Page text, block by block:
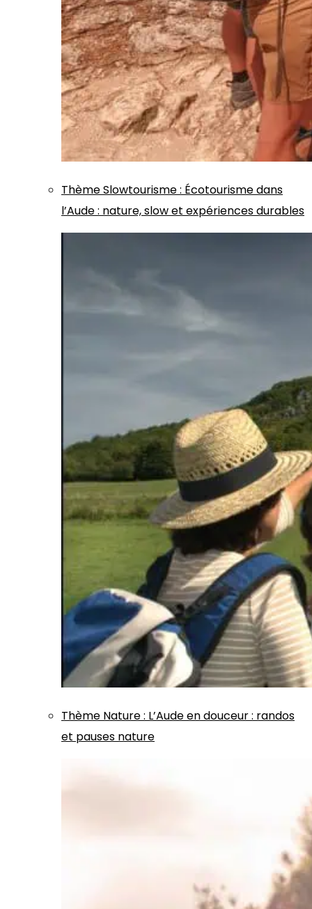
ThèmeSlowtourisme: Écotourisme dans
l’Aude : nature, slow et expériences durables
Thème Nature: L’Aude en douceur : randos
et pauses nature